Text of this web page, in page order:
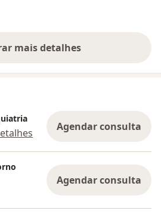
mais detalhes
sobre a experiência
Agendar consulta
Agendar consulta